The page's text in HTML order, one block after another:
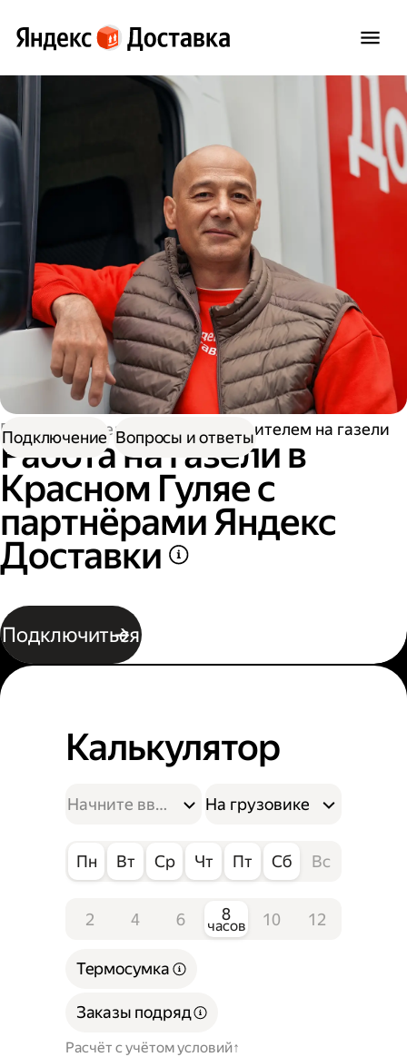
Работа водителем Работа водителем на газели
Работа на газели в
Красном Гуляе с
партнёрами Яндекс
Доставки
Подключиться
Подключение Вопросы и ответы
Калькулятор
На грузовике
Пн Вт Ср Чт Пт Сб Вс
2 4 6 8
часов 10 12
Расчёт с учётом условий
Термосумка
Заказы подряд